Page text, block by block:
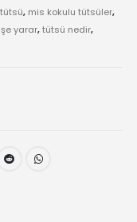
, mis kokulu tütsüler,
yarar,tütsü nedir,